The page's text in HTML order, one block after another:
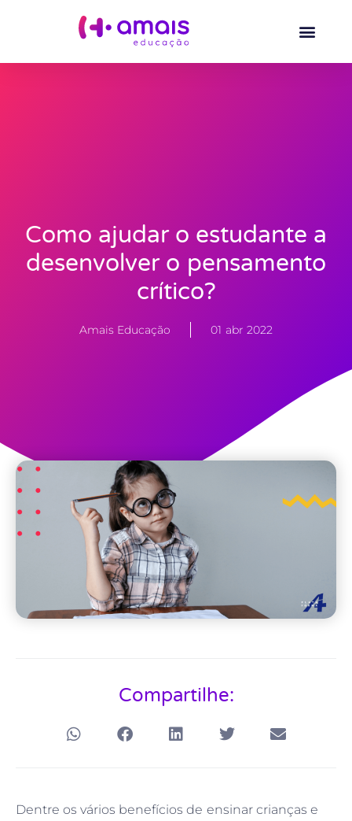
Como ajudar o estudante a
desenvolver o pensamento
crítico?
Amais Educação 01 abr 2022
Compartilhe:
Dentre os vários benefícios de ensinar crianças e